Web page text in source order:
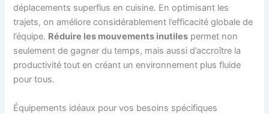
déplacements superflus en cuisine. En optimisant les
trajets, on améliore considérablement l’efficacité globale de
l’équipe. Réduire les mouvements inutiles permet non
seulement de gagner du temps, mais aussi d’accroître la
productivité tout en créant un environnement plus fluide
pour tous.
Équipements idéaux pour vos besoins spécifiques